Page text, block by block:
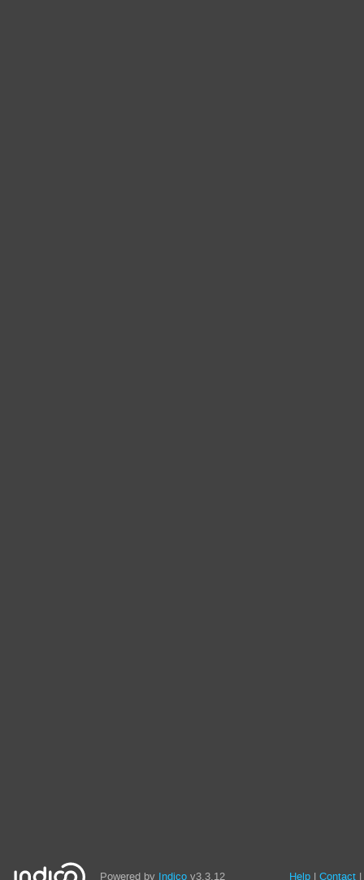
Powered by Indico v3.3.12 Help Contact